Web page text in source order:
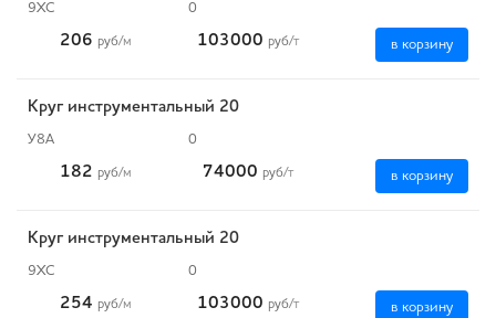
9ХС 0
206 руб/м 103000 руб/т в корзину
Круг инструментальный 20
У8А 0
182 руб/м 74000 руб/т в корзину
Круг инструментальный 20
9ХС 0
254 руб/м 103000 руб/т в корзину